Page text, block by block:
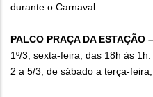
durante o Carnaval.
PALCO PRAÇA DA ESTAÇÃO
1º/3, sexta-feira, das 18h às 1h.
2 a 5/3, de sábado a terça-